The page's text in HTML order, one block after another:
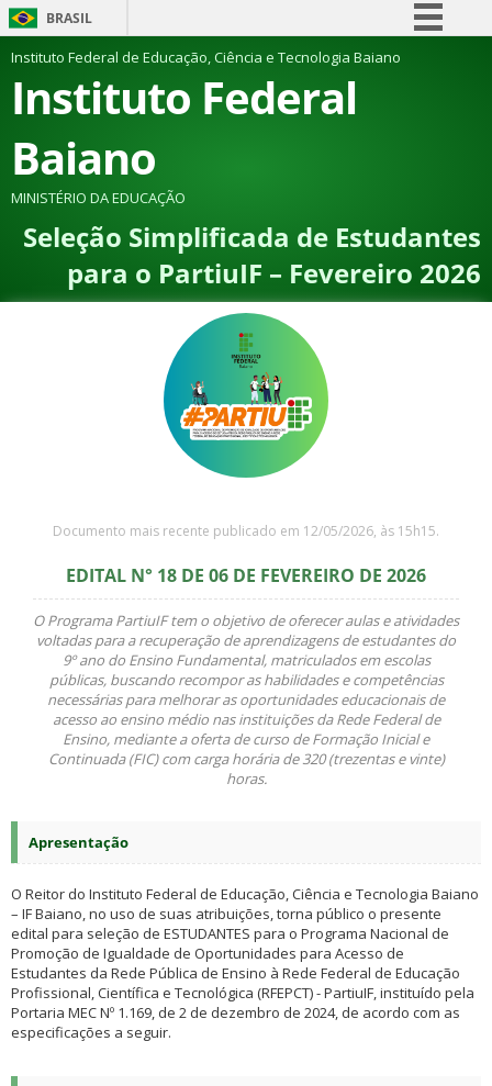
BRASIL
Simplifique!
Comunica BR
Canais
Instituto Federal de Educação, Ciência e Tecnologia Baiano
Instituto Federal
Baiano
MINISTÉRIO DA EDUCAÇÃO
Seleção Simplificada de Estudantes
para o PartiuIF – Fevereiro 2026
Documento mais recente publicado em 12/05/2026, às 15h15.
EDITAL N° 18 DE 06 DE FEVEREIRO DE 2026
O Programa PartiuIF tem o objetivo de oferecer aulas e atividades
voltadas para a recuperação de aprendizagens de estudantes do
9º ano do Ensino Fundamental, matriculados em escolas
públicas, buscando recompor as habilidades e competências
necessárias para melhorar as oportunidades educacionais de
acesso ao ensino médio nas instituições da Rede Federal de
Ensino, mediante a oferta de curso de Formação Inicial e
Continuada (FIC) com carga horária de 320 (trezentas e vinte)
horas.
Apresentação
O Reitor do Instituto Federal de Educação, Ciência e Tecnologia Baiano
– IF Baiano, no uso de suas atribuições, torna público o presente
edital para seleção de ESTUDANTES para o Programa Nacional de
Promoção de Igualdade de Oportunidades para Acesso de
Estudantes da Rede Pública de Ensino à Rede Federal de Educação
Profissional, Científica e Tecnológica (RFEPCT) - PartiuIF, instituído pela
Portaria MEC Nº 1.169, de 2 de dezembro de 2024, de acordo com as
especificações a seguir.